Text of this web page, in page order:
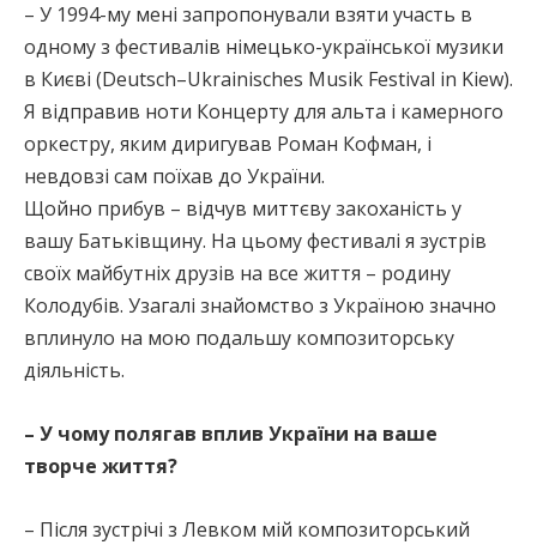
– У 1994-му мені запропонували взяти участь в
одному з фестивалів німецько-української музики
в Києві (Deutsch–Ukrainisches Musik Festival in Kiew).
Я відправив ноти Концерту для альта і камерного
оркестру, яким диригував Роман Кофман, і
невдовзі сам поїхав до України.
Щойно прибув – відчув миттєву закоханість у
вашу Батьківщину. На цьому фестивалі я зустрів
своїх майбутніх друзів на все життя – родину
Колодубів. Узагалі знайомство з Україною значно
вплинуло на мою подальшу композиторську
діяльність.
– У чому полягав вплив України на ваше
творче життя?
– Після зустрічі з Левком мій композиторський